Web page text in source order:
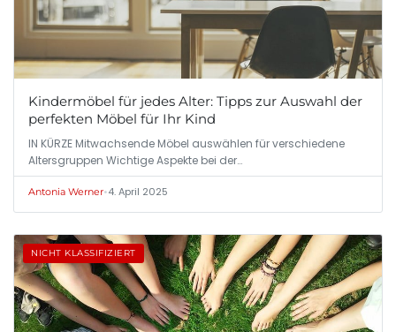
Kindermöbel für jedes Alter: Tipps zur Auswahl der
perfekten Möbel für Ihr Kind
IN KÜRZE Mitwachsende Möbel auswählen für verschiedene
Altersgruppen Wichtige Aspekte bei der…
Antonia Werner•4. April 2025
NICHT KLASSIFIZIERT